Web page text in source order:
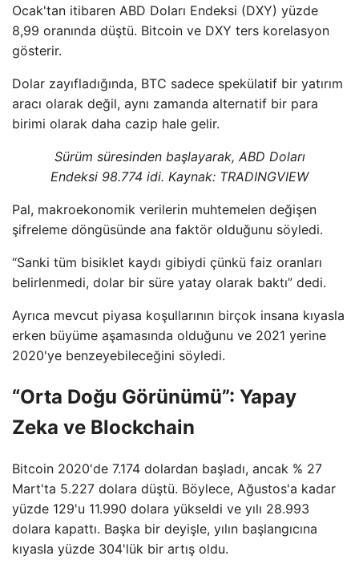
Ocak'tan itibaren ABD Doları Endeksi (DXY) yüzde
8,99 oranında düştü. Bitcoin ve DXY ters korelasyon
gösterir.
Dolar zayıfladığında, BTC sadece spekülatif bir yatırım
aracı olarak değil, aynı zamanda alternatif bir para
birimi olarak daha cazip hale gelir.
Sürüm süresinden başlayarak, ABD Doları
Endeksi 98.774 idi. Kaynak: TRADINGVIEW
Pal, makroekonomik verilerin muhtemelen değişen
şifreleme döngüsünde ana faktör olduğunu söyledi.
“Sanki tüm bisiklet kaydı gibiydi çünkü faiz oranları
belirlenmedi, dolar bir süre yatay olarak baktı” dedi.
Ayrıca mevcut piyasa koşullarının birçok insana kıyasla
erken büyüme aşamasında olduğunu ve 2021 yerine
2020'ye benzeyebileceğini söyledi.
“Orta Doğu Görünümü”: Yapay
Zeka ve Blockchain
Bitcoin 2020'de 7.174 dolardan başladı, ancak % 27
Mart'ta 5.227 dolara düştü. Böylece, Ağustos'a kadar
yüzde 129'u 11.990 dolara yükseldi ve yılı 28.993
dolara kapattı. Başka bir deyişle, yılın başlangıcına
kıyasla yüzde 304'lük bir artış oldu.